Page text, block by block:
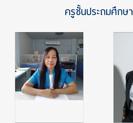
ครูชั้นประถมศึกษา